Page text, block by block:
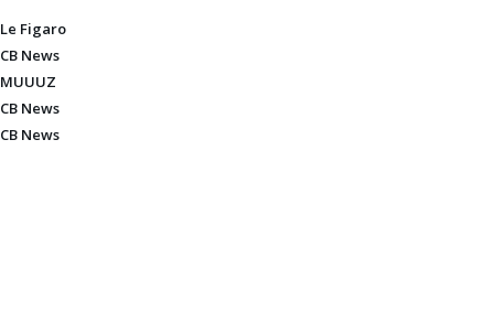
Le Figaro
CB News
MUUUZ
CB News
CB News